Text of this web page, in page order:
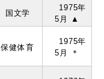
国⽂学
1975年
5月 ▲
保健体育
1975年
5月 ＊